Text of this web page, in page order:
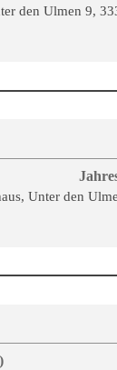
den Ulmen 9,
Unter den